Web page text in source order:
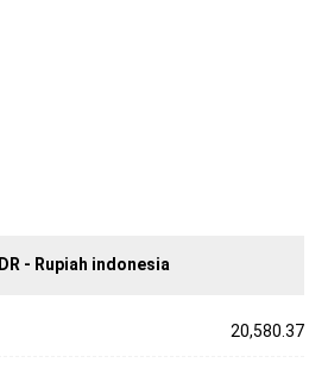
IDR - Rupiah indonesia
20,580.37